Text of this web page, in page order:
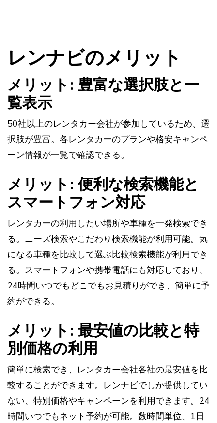
レンナビのメリット
メリット: 豊富な選択肢と一
覧表示
50社以上のレンタカー会社が参加しているため、選
択肢が豊富。各レンタカーのプランや格安キャンペ
ーン情報が一覧で確認できる。
メリット: 便利な検索機能と
スマートフォン対応
レンタカーの利用したい場所や車種を一発検索でき
る。ニーズ検索やこだわり検索機能が利用可能。気
になる車種を比較して選ぶ比較検索機能が利用でき
る。スマートフォンや携帯電話にも対応しており、
24時間いつでもどこでもお見積りができ、簡単に予
約ができる。
メリット: 最安値の比較と特
別価格の利用
簡単に検索でき、レンタカー会社各社の最安値を比
較することができます。レンナビでしか提供してい
ない、特別価格やキャンペーンを利用できます。24
時間いつでもネット予約が可能。数時間単位、1日